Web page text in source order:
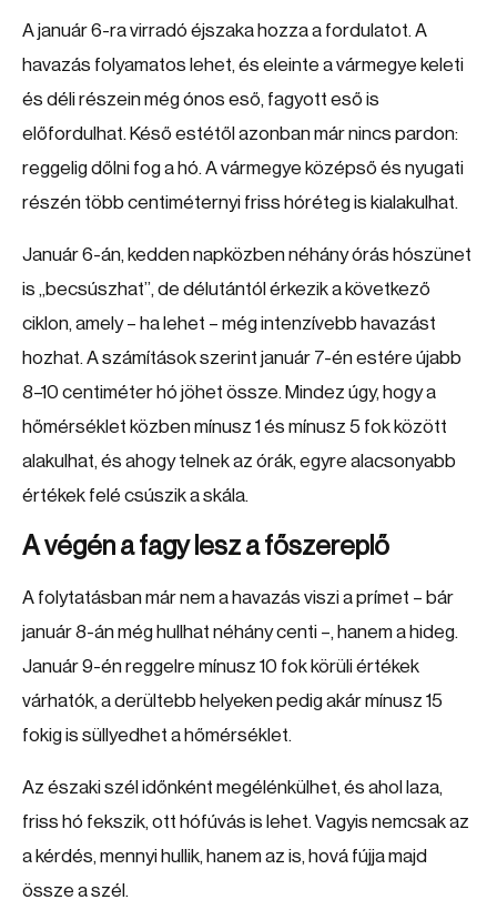
A január 6-ra virradó éjszaka hozza a fordulatot. A
havazás folyamatos lehet, és eleinte a vármegye keleti
és déli részein még ónos eső, fagyott eső is
előfordulhat. Késő estétől azonban már nincs pardon:
reggelig dőlni fog a hó. A vármegye középső és nyugati
részén több centiméternyi friss hóréteg is kialakulhat.
Január 6-án, kedden napközben néhány órás hószünet
is „becsúszhat”, de délutántól érkezik a következő
ciklon, amely – ha lehet – még intenzívebb havazást
hozhat. A számítások szerint január 7-én estére újabb
8–10 centiméter hó jöhet össze. Mindez úgy, hogy a
hőmérséklet közben mínusz 1 és mínusz 5 fok között
alakulhat, és ahogy telnek az órák, egyre alacsonyabb
értékek felé csúszik a skála.
A végén a fagy lesz a főszereplő
A folytatásban már nem a havazás viszi a prímet – bár
január 8-án még hullhat néhány centi –, hanem a hideg.
Január 9-én reggelre mínusz 10 fok körüli értékek
várhatók, a derültebb helyeken pedig akár mínusz 15
fokig is süllyedhet a hőmérséklet.
Az északi szél időnként megélénkülhet, és ahol laza,
friss hó fekszik, ott hófúvás is lehet. Vagyis nemcsak az
a kérdés, mennyi hullik, hanem az is, hová fújja majd
össze a szél.